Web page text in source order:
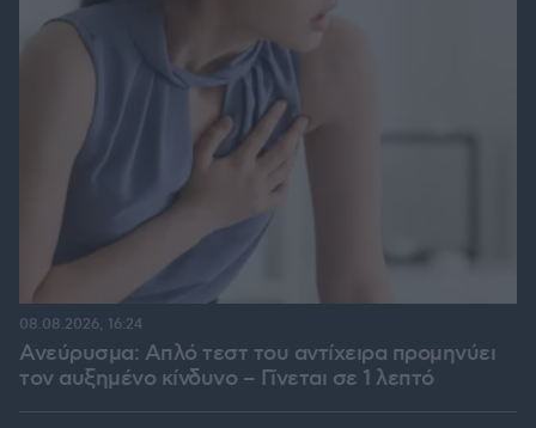
Ανεύρυσμα: Απλό τεστ του αντίχειρα προμηνύει
τον αυξημένο κίνδυνο – Γίνεται σε 1 λεπτό
08.08.2026, 16:24